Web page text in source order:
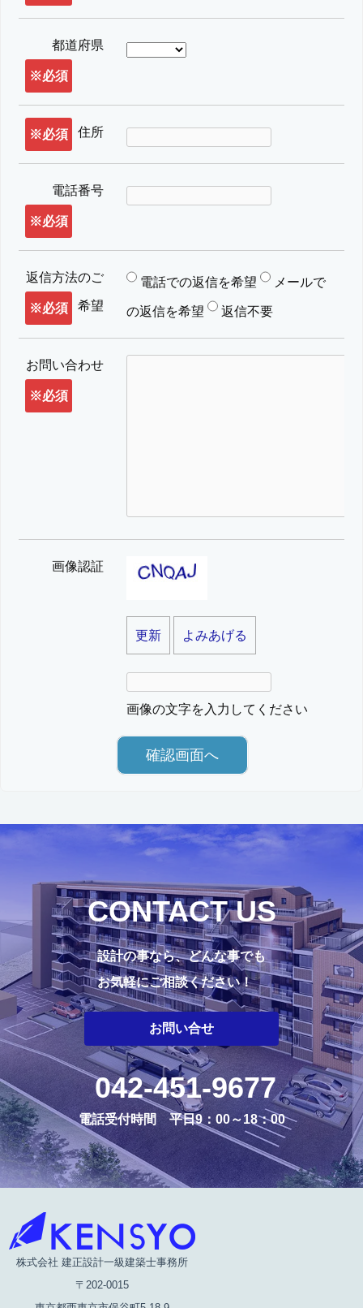
都道府県
※必須
住所
※必須
電話番号
※必須
返信方法のご
希望
※必須
電話での返信を希望 メールで
の返信を希望 返信不要
お問い合わせ
※必須
画像認証
更新 よみあげる
画像の文字を入力してください
CONTACT US
設計の事なら、どんな事でも
お気軽にご相談ください！
お問い合せ
042-451-9677
電話受付時間 平日9：00～18：00
株式会社 建正設計一級建築士事務所
〒202-0015